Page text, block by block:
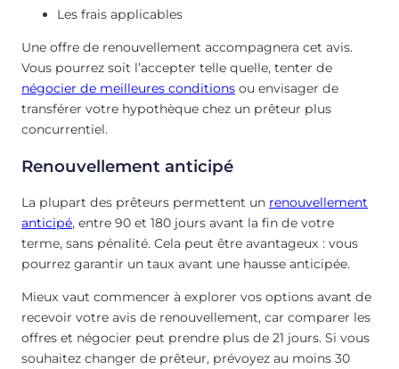
Les frais applicables
Une offre de renouvellement accompagnera cet avis.
Vous pourrez soit l’accepter telle quelle, tenter de
négocier de meilleures conditions ou envisager de
transférer votre hypothèque chez un prêteur plus
concurrentiel.
Renouvellement anticipé
La plupart des prêteurs permettent un renouvellement
anticipé, entre 90 et 180 jours avant la fin de votre
terme, sans pénalité. Cela peut être avantageux : vous
pourrez garantir un taux avant une hausse anticipée.
Mieux vaut commencer à explorer vos options avant de
recevoir votre avis de renouvellement, car comparer les
offres et négocier peut prendre plus de 21 jours. Si vous
souhaitez changer de prêteur, prévoyez au moins 30